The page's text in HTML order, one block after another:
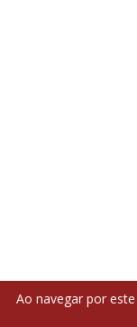
Ao navegar por